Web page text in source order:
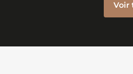
Voir